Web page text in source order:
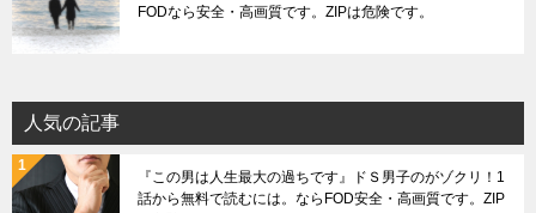
FODなら安全・高画質です。ZIPは危険です。
人気の記事
『この男は人生最大の過ちです』ドＳ男子のがゾクリ！1
話から無料で読むには。ならFOD安全・高画質です。ZIP